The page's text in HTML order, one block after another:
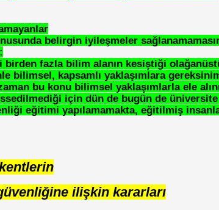
belirgin iyileşmeler
fazla bilim alanın kesiştiği
bilimsel, kapsamlı yaklaşımlara
bu konu bilimsel yaklaşımlarla ele
için dün de bugün de üniversite
eğitimi yapılamamakta, eğitilmiş
ilişkin kararları